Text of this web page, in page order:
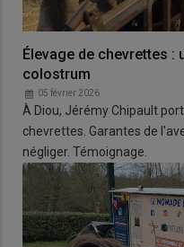
Élevage de chevrettes :
colostrum
05 février 2026
À Diou, Jérémy Chipault
chevrettes. Garantes de
négliger. Témoignage.